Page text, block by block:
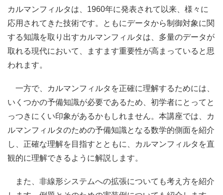
カルマンフィルタは、1960年に発表されて以来、様々に
応用されてきた技術です。ともにデータから制御対象に関
する知識を取り出すカルマンフィルタは、多量のデータが
取れる現代において、ますます重要性が高まっていると思
われます。
一方で、カルマンフィルタを正確に理解するためには、
いくつかの予備知識が必要であるため、初学者にとってと
っつきにくい印象があるかもしれません。本講座では、カ
ルマンフィルタのための予備知識となる数学的側面を紹介
し、正確な理解を目指すとともに、カルマンフィルタを直
観的に理解できるように解説します。
また、非線形システムへの拡張についても考え方を紹介